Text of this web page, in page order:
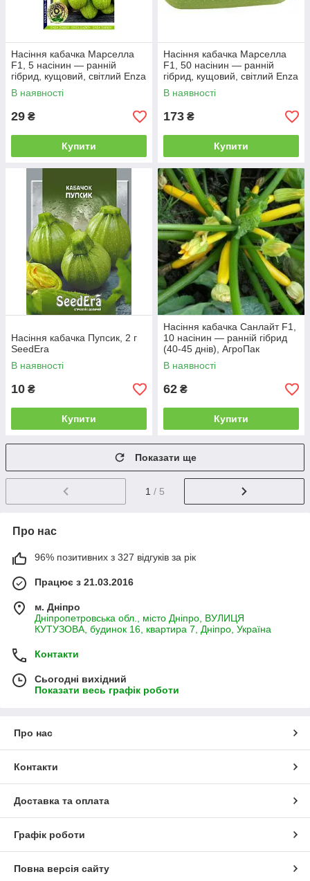
Насіння кабачка Марселла
F1, 5 насінин — ранній
гібрид, кущовий, світлий Enza
Zaden
В наявності
29 ₴
Купити
Насіння кабачка Марселла
F1, 50 насінин — ранній
гібрид, кущовий, світлий Enza
Zaden
В наявності
173 ₴
Купити
Насіння кабачка Пупсик, 2 г
SeedEra
В наявності
10 ₴
Купити
Насіння кабачка Санлайт F1,
10 насінин — ранній гібрид
(40-45 днів), АгроПак
В наявності
62 ₴
Купити
Показати ще
1 / 5
Про нас
96% позитивних з 327 відгуків за рік
Працює з 21.03.2016
м. Дніпро
Дніпропетровська обл., місто Дніпро, ВУЛИЦЯ
КУТУЗОВА, будинок 16, квартира 7, Дніпро, Україна
Контакти
Сьогодні вихідний
Показати весь графік роботи
Про нас
Контакти
Доставка та оплата
Графік роботи
Повна версія сайту